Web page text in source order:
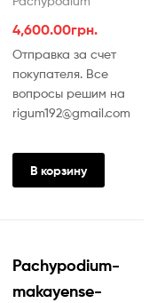
4,600.00грн.
Отправка за счет
покупателя. Все
вопросы решим на
rigum192@gmail.com
В корзину
Pachypodium-
makayense-